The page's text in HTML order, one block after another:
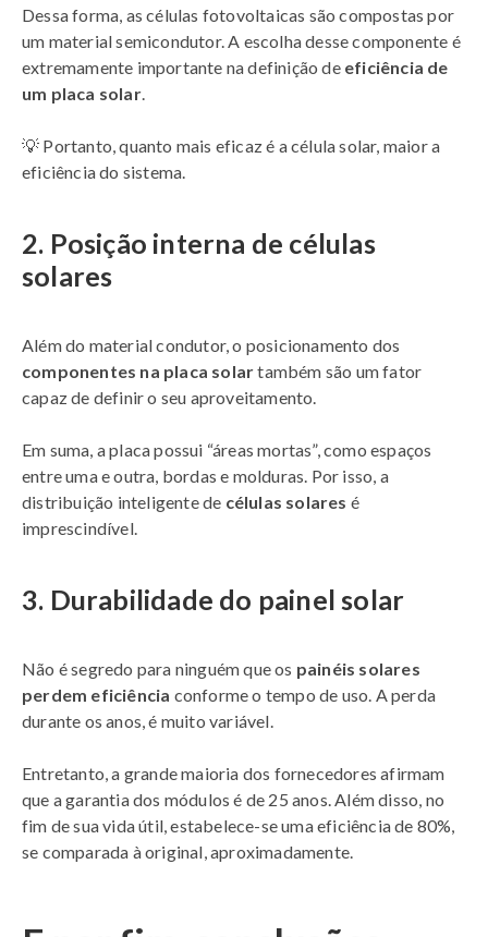
Dessa forma, as células fotovoltaicas são compostas por
um material semicondutor. A escolha desse componente é
extremamente importante na definição de eficiência de
um placa solar.
💡 Portanto, quanto mais eficaz é a célula solar, maior a
eficiência do sistema.
2. Posição interna de células
solares
Além do material condutor, o posicionamento dos
componentes na placa solartambém são um fator
capaz de definir o seu aproveitamento.
Em suma, a placa possui “áreas mortas”, como espaços
entre uma e outra, bordas e molduras. Por isso, a
distribuição inteligente de células solares é
imprescindível.
3. Durabilidade do painel solar
Não é segredo para ninguém que os painéis solares
perdem eficiência conforme o tempo de uso. A perda
durante os anos, é muito variável.
Entretanto, a grande maioria dos fornecedores afirmam
que a garantia dos módulos é de 25 anos. Além disso, no
fim de sua vida útil, estabelece-se uma eficiência de 80%,
se comparada à original, aproximadamente.